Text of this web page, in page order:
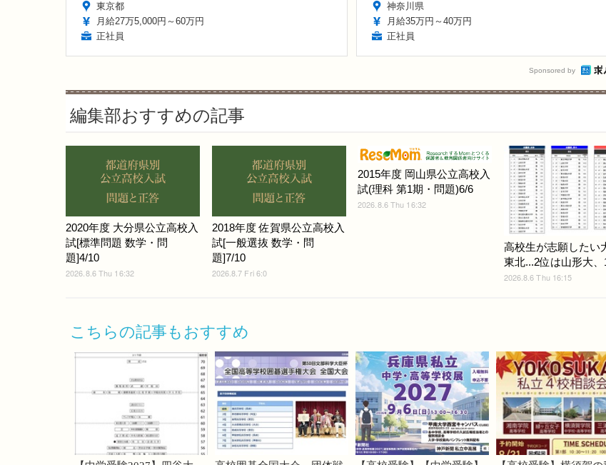
東京都
月給27万5,000円～60万円
正社員
神奈川県
月給35万円～40万円
正社員
Sponsored by
編集部おすすめの記事
2020年度 大分県公立高校入
試[標準問題 数学・問
題]4/10
2026.8.6 Thu 16:32
2018年度 佐賀県公立高校入
試[一般選抜 数学・問
題]7/10
2026.8.7 Fri 6:0
2015年度 岡山県公立高校入
試(理科 第1期・問題)6/6
2026.8.6 Thu 16:32
高校生が志願したい
東北...2位は山形大、
2026.8.6 Thu 16:15
こちらの記事もおすすめ